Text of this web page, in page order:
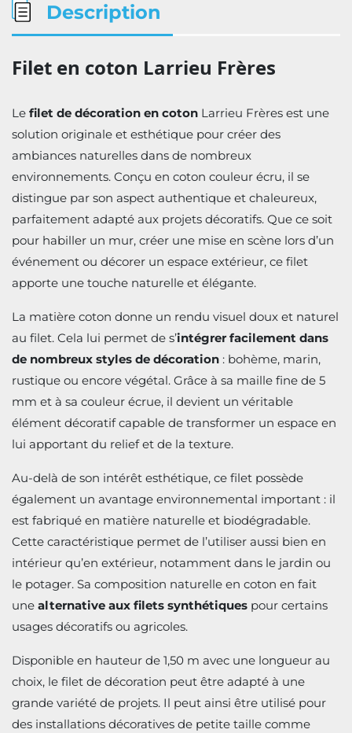
Description
Filet en coton Larrieu Frères
Le filet de décoration en coton Larrieu Frères est une
solution originale et esthétique pour créer des
ambiances naturelles dans de nombreux
environnements. Conçu en coton couleur écru, il se
distingue par son aspect authentique et chaleureux,
parfaitement adapté aux projets décoratifs. Que ce soit
pour habiller un mur, créer une mise en scène lors d’un
événement ou décorer un espace extérieur, ce filet
apporte une touche naturelle et élégante.
La matière coton donne un rendu visuel doux et naturel
au filet. Cela lui permet de s’intégrer facilement dans
de nombreux styles de décoration : bohème, marin,
rustique ou encore végétal. Grâce à sa maille fine de 5
mm et à sa couleur écrue, il devient un véritable
élément décoratif capable de transformer un espace en
lui apportant du relief et de la texture.
Au-delà de son intérêt esthétique, ce filet possède
également un avantage environnemental important : il
est fabriqué en matière naturelle et biodégradable.
Cette caractéristique permet de l’utiliser aussi bien en
intérieur qu’en extérieur, notamment dans le jardin ou
le potager. Sa composition naturelle en coton en fait
une alternative aux filets synthétiques pour certains
usages décoratifs ou agricoles.
Disponible en hauteur de 1,50 m avec une longueur au
choix, le filet de décoration peut être adapté à une
grande variété de projets. Il peut ainsi être utilisé pour
des installations décoratives de petite taille comme